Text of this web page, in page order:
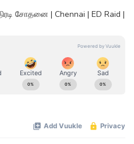
சோதனை | Chennai | ED Raid |